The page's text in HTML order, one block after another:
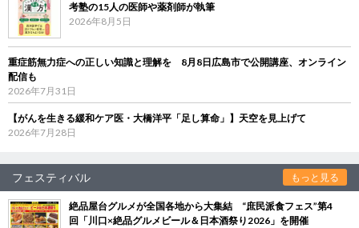
考塾の15人の医師や薬剤師が執筆
2026年8月5日
重症筋無力症への正しい知識と理解を 8月8日広島市で公開講座、オンライン
配信も
2026年7月31日
【がんを生きる緩和ケア医・大橋洋平「足し算命」】天空を見上げて
2026年7月28日
フェスティバル もっと見る
絶品屋台グルメが全国各地から大集結 “庶民派食フェス”第4
回「川口×絶品グルメビール＆日本酒祭り2026」を開催